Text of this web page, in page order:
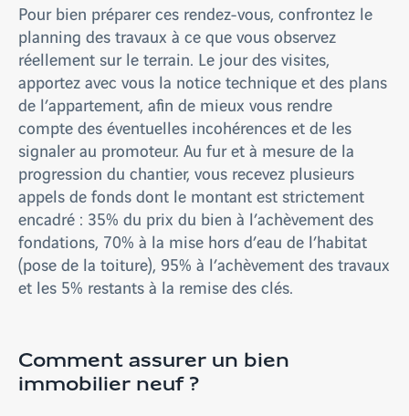
Pour bien préparer ces rendez-vous, confrontez le
planning des travaux à ce que vous observez
réellement sur le terrain. Le jour des visites,
apportez avec vous la notice technique et des plans
de l’appartement, afin de mieux vous rendre
compte des éventuelles incohérences et de les
signaler au promoteur. Au fur et à mesure de la
progression du chantier, vous recevez plusieurs
appels de fonds dont le montant est strictement
encadré : 35% du prix du bien à l’achèvement des
fondations, 70% à la mise hors d’eau de l’habitat
(pose de la toiture), 95% à l’achèvement des travaux
et les 5% restants à la remise des clés.
Comment assurer un bien
immobilier neuf ?